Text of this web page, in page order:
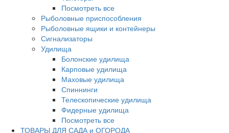
Посмотреть все
Рыболовные приспособления
Рыболовные ящики и контейнеры
Сигнализаторы
Удилища
Болонские удилища
Карповые удилища
Маховые удилища
Спиннинги
Телескопические удилища
Фидерные удилища
Посмотреть все
ТОВАРЫ ДЛЯ САДА и ОГОРОДА